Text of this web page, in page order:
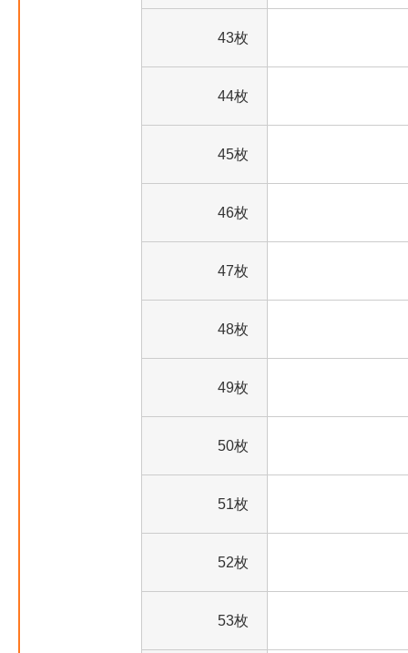
43枚
44枚
45枚
46枚
47枚
48枚
49枚
50枚
51枚
52枚
53枚